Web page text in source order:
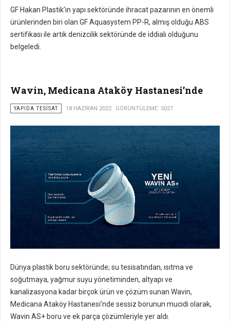
GF Hakan Plastik’in yapı sektöründe ihracat pazarının en önemli
ürünlerinden biri olan GF Aquasystem PP-R, almış olduğu ABS
sertifikası ile artık denizcilik sektöründe de iddialı olduğunu
belgeledi.
Wavin, Medicana Ataköy Hastanesi’nde
YAPIDA TESISAT 18 HAZIRAN 2022 GÖRÜNTÜLEME: 5027
Dünya plastik boru sektöründe; su tesisatından, ısıtma ve
soğutmaya, yağmur suyu yönetiminden, altyapı ve
kanalizasyona kadar birçok ürün ve çözüm sunan Wavin,
Medicana Ataköy Hastanesi’nde sessiz borunun mucidi olarak,
Wavin AS+ boru ve ek parça çözümleriyle yer aldı.